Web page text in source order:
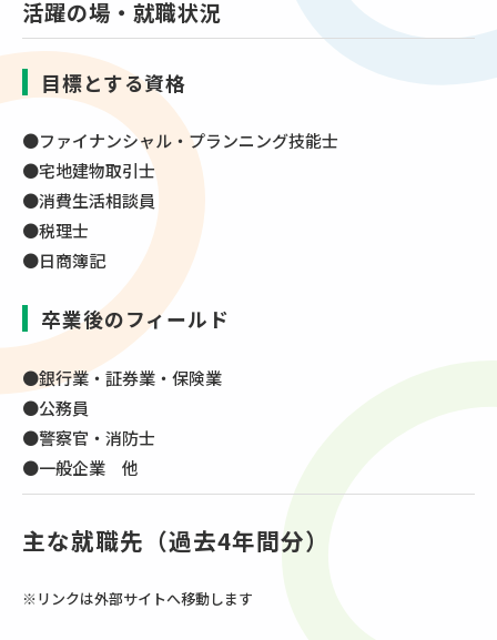
活躍の場・就職状況
目標とする資格
●ファイナンシャル・プランニング技能士
●宅地建物取引士
●消費生活相談員
●税理士
●日商簿記
卒業後のフィールド
●銀行業・証券業・保険業
●公務員
●警察官・消防士
●一般企業 他
主な就職先（過去4年間分）
※リンクは外部サイトへ移動します